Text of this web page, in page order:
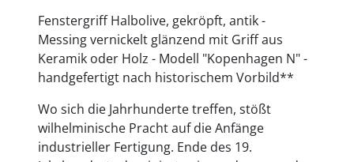
Fenstergriff Halbolive, gekröpft, antik -
Messing vernickelt glänzend mit Griff aus
Keramik oder Holz - Modell "Kopenhagen N" -
handgefertigt nach historischem Vorbild**
Wo sich die Jahrhunderte treffen, stößt
wilhelminische Pracht auf die Anfänge
industrieller Fertigung. Ende des 19.